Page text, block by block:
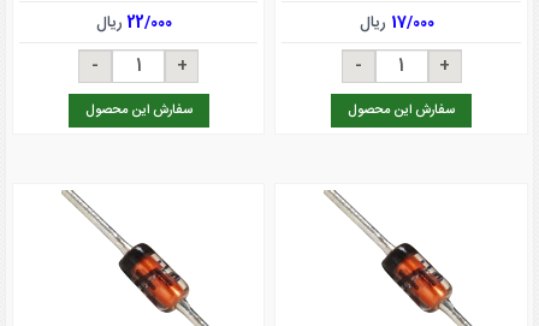
17/000 ریال
سفارش این محصول
22/000ریال
سفارش این محصول